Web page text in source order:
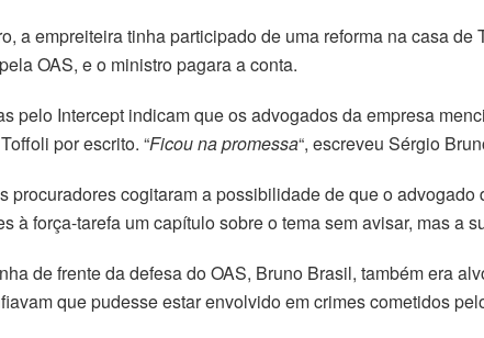
a empreiteira tinha participado de uma reforma na casa
OAS, e o ministro pagara a conta.
pelo Intercept indicam que os advogados da empresa
por escrito. “Ficou na promessa“, escreveu Sérgio
procuradores cogitaram a possibilidade de que o
à força-tarefa um capítulo sobre o tema sem avisar, mas a
de frente da defesa do OAS, Bruno Brasil, também era
que pudesse estar envolvido em crimes cometidos